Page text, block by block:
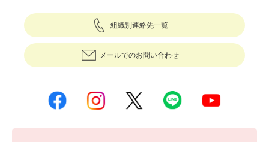
組織別連絡先一覧
メールでのお問い合わせ